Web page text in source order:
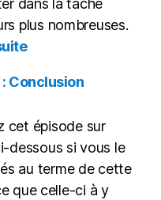
plus nombreuses.
:
pour
pour
remplacer
Conclusion
cet épisode sur
dessous si vous le
au terme de cette
que celle-ci à y